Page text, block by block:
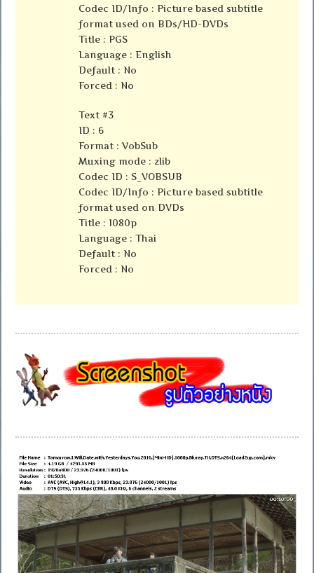
Codec ID/Info : Picture based subtitle
format used on BDs/HD-DVDs
Title : PGS
Language : English
Default : No
Forced : No
Text #3
ID : 6
Format : VobSub
Muxing mode : zlib
Codec ID : S_VOBSUB
Codec ID/Info : Picture based subtitle
format used on DVDs
Title : 1080p
Language : Thai
Default : No
Forced : No